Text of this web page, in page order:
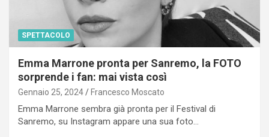
SPETTACOLO
Emma Marrone pronta per Sanremo, la FOTO
sorprende i fan: mai vista così
Gennaio 25, 2024 Francesco Moscato
Emma Marrone sembra già pronta per il Festival di
Sanremo, su Instagram appare una sua foto…